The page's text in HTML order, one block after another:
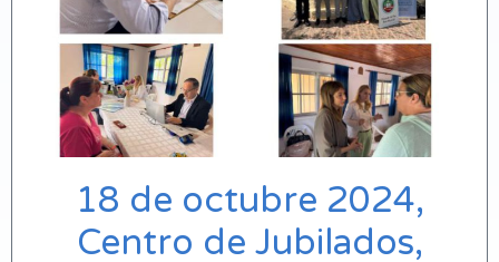
18 de octubre 2024,
Centro de Jubilados,